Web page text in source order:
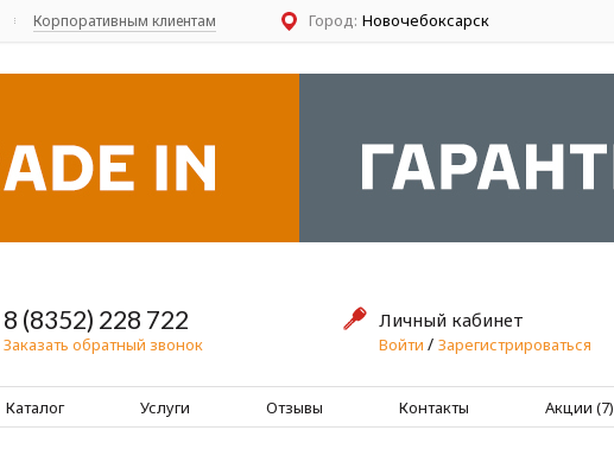
Корпоративным клиентам Город: Новочебоксарск
8 (8352) 228 722
Заказать обратный звонок
Личный кабинет
Войти / Зарегистрироваться
Каталог Услуги Отзывы Контакты Акции (7)